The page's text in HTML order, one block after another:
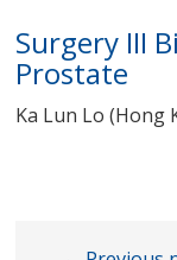
Surgery III
Prostate
Ka Lun Lo (Hong